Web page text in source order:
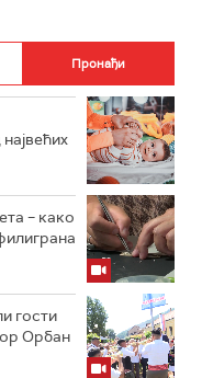
– како
гости
Орбан